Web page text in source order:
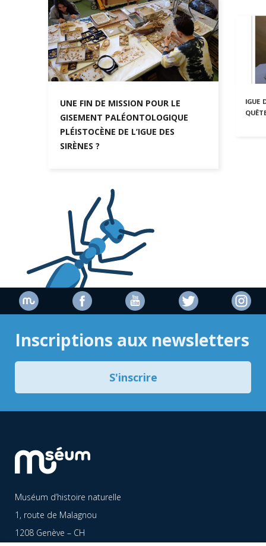
UNE FIN DE MISSION POUR LE
GISEMENT PALÉONTOLOGIQUE
PLÉISTOCÈNE DE L’IGUE DES
SIRÈNES ?
IGUE
Inscriptions aux newsletters
S'inscrire
Muséum d’histoire naturelle
1, route de Malagnou
1208 Genève – CH